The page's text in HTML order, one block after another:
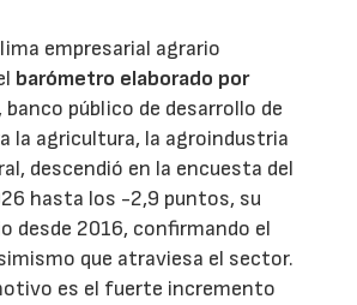
empresarial agrario
barómetro elaborado por
banco público de desarrollo de
la agricultura, la agroindustria
descendió en la encuesta del
hasta los -2,9 puntos, su
desde 2016, confirmando el
que atraviesa el sector.
es el fuerte incremento